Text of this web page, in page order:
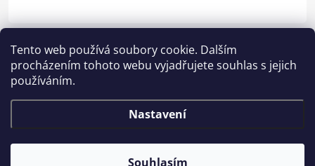
Tento web používá soubory cookie. Dalším
procházením tohoto webu vyjadřujete souhlas s jejich
používáním.
Nastavení
Souhlasím
Kategorie
Stránky
Ostatní informace